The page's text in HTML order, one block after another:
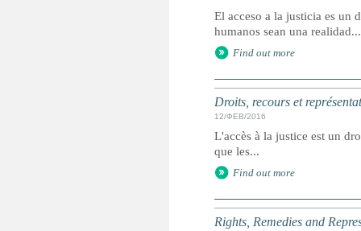
El acceso a la justicia es un
humanos sean una realidad...
Find out more
Droits, recours et
12/ФЕВ/2016
L'accès à la justice est un
que les...
Find out more
Rights, Remedies and